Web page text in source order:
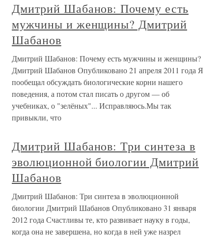
Дмитрий Шабанов: Почему есть
мужчины и женщины? Дмитрий
Шабанов
Дмитрий Шабанов: Почему есть мужчины и женщины?
Дмитрий Шабанов Опубликовано 21 апреля 2011 года Я
пообещал обсуждать биологические корни нашего
поведения, а потом стал писать о другом — об
учебниках, о "зелёных"... Исправляюсь.Мы так
привыкли, что
Дмитрий Шабанов: Три синтеза в
эволюционной биологии Дмитрий
Шабанов
Дмитрий Шабанов: Три синтеза в эволюционной
биологии Дмитрий Шабанов Опубликовано 31 января
2012 года Счастливы те, кто развивает науку в годы,
когда она не завершена, но когда в ней уже назрел